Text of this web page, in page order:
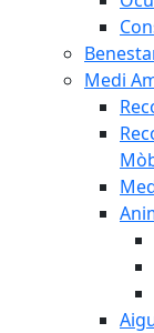
Medi